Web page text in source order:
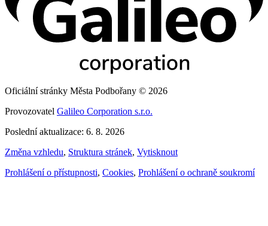
Oficiální stránky Města Podbořany © 2026
Provozovatel Galileo Corporation s.r.o.
Poslední aktualizace: 6. 8. 2026
Změna vzhledu, Struktura stránek, Vytisknout
Prohlášení o přístupnosti, Cookies, Prohlášení o ochraně soukromí